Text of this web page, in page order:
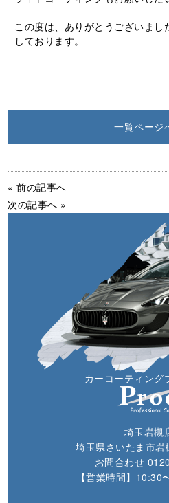
この度は、ありがとうございまし
しております。
一覧ページ
« 前の記事へ
次の記事へ »
カーコーティング
埼玉岩槻
埼玉県さいたま市
お問合わせ
【営業時間】10:30